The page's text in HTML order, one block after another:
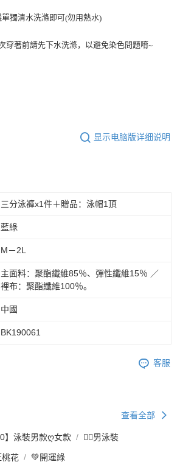
單獨清水洗滌即可(勿用熱水)
穿著前請先下水洗滌，以避免染色問題唷~
显示电脑版详细说明
三分泳褲x1件＋贈品：泳帽1頂
藍綠
M－2L
主面料：聚酯纖維85％、彈性纖維15％ ／
裡布：聚酯纖維100％。
中國
BK190061
客服
查看全部
】泳裝男款ღ女款 🏊‍♂️男泳裝
桃花 💚開運綠